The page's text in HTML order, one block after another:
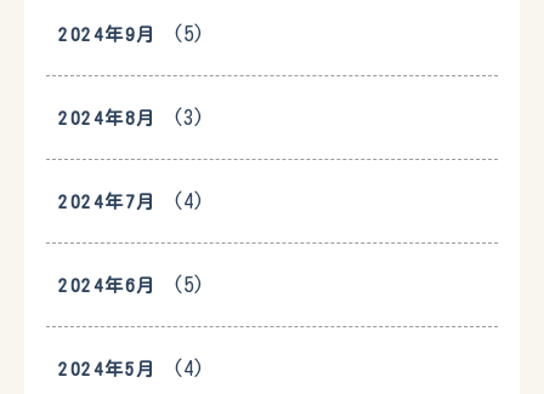
2024年9月 (5)
2024年8月 (3)
2024年7月 (4)
2024年6月 (5)
2024年5月 (4)